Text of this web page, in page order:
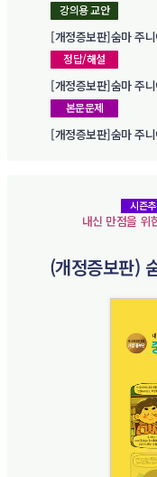
강의용 교안
[개정증보판]숨마 주
정답/해설
[개정증보판]숨마 주
본문문제
[개정증보판]숨마 주
시즌
내신 만점을 위
(개정증보판)